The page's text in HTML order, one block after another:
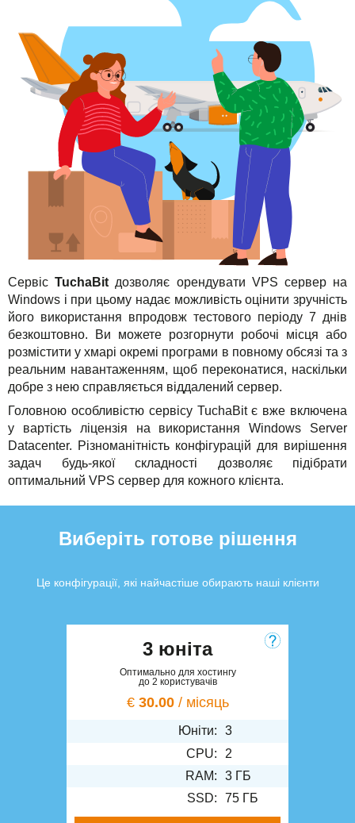
TuchaSync
СервісTuchaBit дозволяє орендувати VPS сервер на
Windows і при цьому надає можливість оцінити зручність
його використання впродовж тестового періоду 7 днів
безкоштовно. Ви можете розгорнути робочі місця або
розмістити у хмарі окремі програми в повному обсязі та з
реальним навантаженням, щоб переконатися, наскільки
добре з нею справляється віддалений сервер.
Головною особливістю сервісу TuchaBit є вже включена
у вартість ліцензія на використання Windows Server
Datacenter. Різноманітність конфігурацій для вирішення
задач будь-якої складності дозволяє підібрати
оптимальний VPS сервер для кожного клієнта.
Виберіть готове рішення
Це конфігурації, які найчастіше обирають наші клієнти
3 юніта
Оптимально для хостингу
до 2 користувачів
€ 30.00/ місяць
Юніти:
3
CPU:
2
RAM:
3 ГБ
SSD:
75 ГБ